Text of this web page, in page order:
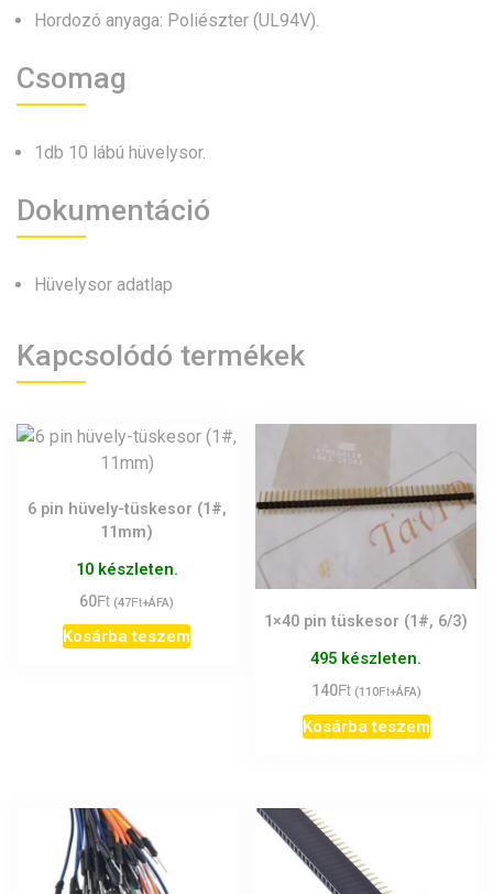
Hordozó anyaga: Poliészter (UL94V).
Csomag
1db 10 lábú hüvelysor.
Dokumentáció
Hüvelysor adatlap
Kapcsolódó termékek
6 pin hüvely-tüskesor (1#,
11mm)
10 készleten.
60Ft (47Ft+ÁFA)
Kosárba teszem
1×40 pin tüskesor (1#, 6/3)
495 készleten.
140Ft (110Ft+ÁFA)
Kosárba teszem